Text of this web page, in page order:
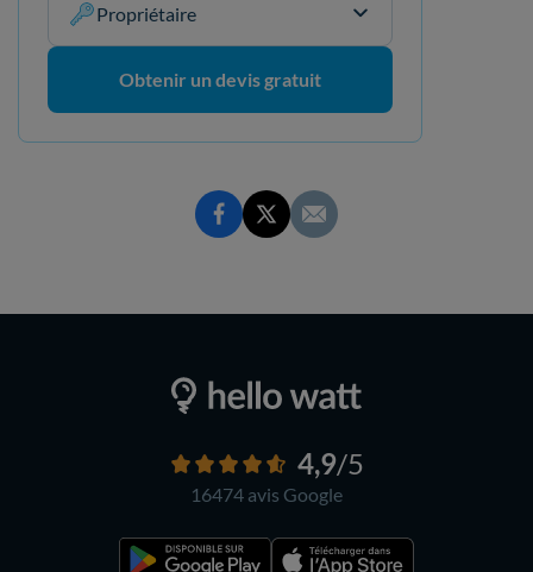
Propriétaire
Obtenir un devis gratuit
4,9/5
16474 avis Google